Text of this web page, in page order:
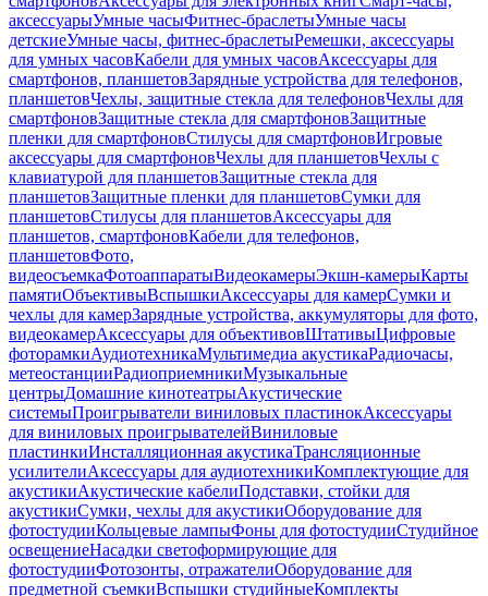
аксессуарыУмные часыФитнес-браслетыУмные часы
детскиеУмные часы, фитнес-браслетыРемешки, аксессуары
для умных часовКабели для умных часовАксессуары для
смартфонов, планшетовЗарядные устройства для телефонов,
планшетовЧехлы, защитные стекла для телефоновЧехлы для
смартфоновЗащитные стекла для смартфоновЗащитные
пленки для смартфоновСтилусы для смартфоновИгровые
аксессуары для смартфоновЧехлы для планшетовЧехлы с
клавиатурой для планшетовЗащитные стекла для
планшетовЗащитные пленки для планшетовСумки для
планшетовСтилусы для планшетовАксессуары для
планшетов, смартфоновКабели для телефонов,
планшетовФото,
видеосъемкаФотоаппаратыВидеокамерыЭкшн-камерыКарты
памятиОбъективыВспышкиАксессуары для камерСумки и
чехлы для камерЗарядные устройства, аккумуляторы для фото,
видеокамерАксессуары для объективовШтативыЦифровые
фоторамкиАудиотехникаМультимедиа акустикаРадиочасы,
метеостанцииРадиоприемникиМузыкальные
центрыДомашние кинотеатрыАкустические
системыПроигрыватели виниловых пластинокАксессуары
для виниловых проигрывателейВиниловые
пластинкиИнсталляционная акустикаТрансляционные
усилителиАксессуары для аудиотехникиКомплектующие для
акустикиАкустические кабелиПодставки, стойки для
акустикиСумки, чехлы для акустикиОборудование для
фотостудииКольцевые лампыФоны для фотостудииСтудийное
освещениеНасадки светоформирующие для
фотостудииФотозонты, отражателиОборудование для
предметной съемкиВспышки студийныеКомплекты